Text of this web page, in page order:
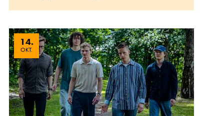
14.
OKT.